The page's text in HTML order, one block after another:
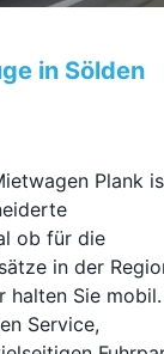
in Sölden
Plank
ob für die
in der
halten Sie mobil.
Service,